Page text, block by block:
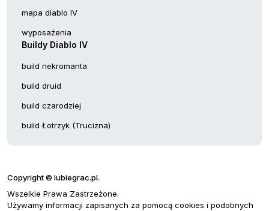
mapa diablo IV
wyposażenia
Buildy Diablo IV
build nekromanta
build druid
build czarodziej
build Łotrzyk (Trucizna)
Copyright © lubiegrac.pl.
Wszelkie Prawa Zastrzeżone.
Używamy informacji zapisanych za pomocą cookies i podobnych